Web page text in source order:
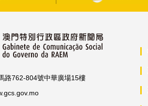
路762-804號中華廣場15樓